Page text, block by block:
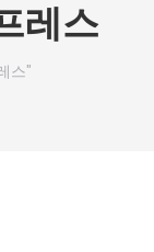
레스
스"